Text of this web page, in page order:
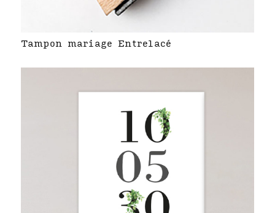
Tampon mariage Entrelacé